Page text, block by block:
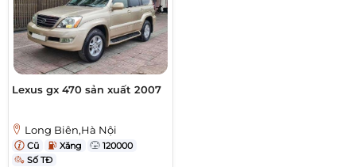
Lexus gx 470 sản xuất 2007
Long Biên,Hà Nội
Cũ Xăng
120000
Số TĐ